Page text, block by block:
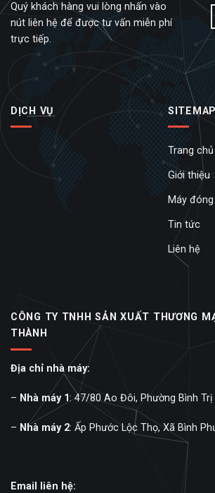
Quý khách hàng vui lòng nhấn vào
nút liên hệ để được tư vấn miễn phí
trực tiếp.
DỊCH VỤ SITEMAP
Trang chủ
Giới thiệu
Máy
Tin tức
Liên hệ
CÔNG TY TNHH SẢN XUẤT THƯƠNG
THÀNH
Địa chỉ nhà máy:
– Nhà máy 1: 47/80 Ao Đôi, Phường Bình Trị
– Nhà máy 2: Ấp Phước Lộc Thọ, Xã Bình
Email liên hệ: